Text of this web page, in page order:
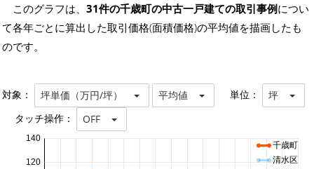
このグラフは、 31件の千歳町の中古一戸建ての取引事例につい
て各年ごとに算出した取引価格(面積価格)の平均値を描画したも
のです。
対象： 坪単価（万円/坪） 平均値 単位： 坪
タッチ操作： OFF
120
140
千歳町
清水区